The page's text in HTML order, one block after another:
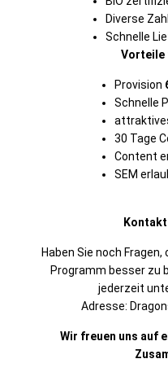
Diverse
Schnelle
Vorteile
Provision
Schnelle
30 Tage
Content
SEM
Haben Sie noch
Programm besser zu
jederzeit
Adresse:
Wir freuen uns auf